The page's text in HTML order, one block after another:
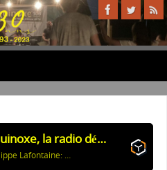
Equinoxe, la radio découverte
Philippe Lafontaine: Cas jalousie